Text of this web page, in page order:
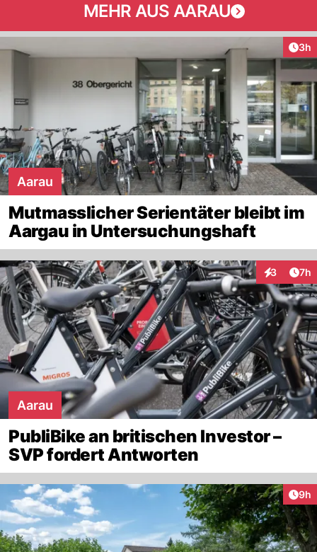
MEHR AUS AARAU
3h
Aarau
Mutmasslicher Serientäter bleibt im
Aargau in Untersuchungshaft
3 7h
Aarau
PubliBike an britischen Investor –
SVP fordert Antworten
9h